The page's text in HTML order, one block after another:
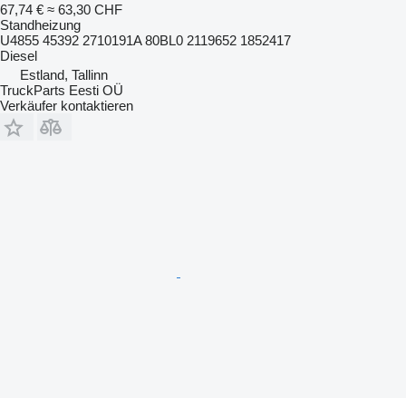
67,74 € ≈ 63,30 CHF
Standheizung
U4855 45392 2710191A 80BL0 2119652 1852417
Diesel
Estland, Tallinn
TruckParts Eesti OÜ
Verkäufer kontaktieren